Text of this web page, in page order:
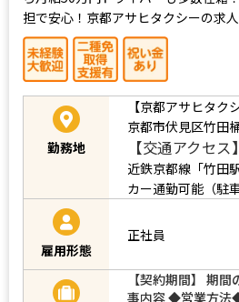
配車アプリ「GO」「Uber」を導入し
ら月給50万円ドライバーも多数在籍
担で安心！京都アサヒタクシーの求人
【京都アサヒタク
京都市伏見区竹田
【交通アクセス
近鉄京都線「竹田
雇用形態
正社員